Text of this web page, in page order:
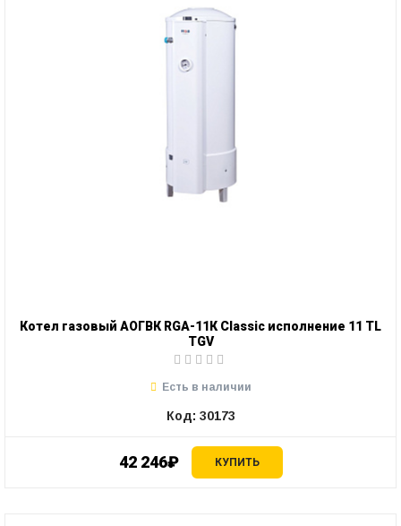
Котел газовый АОГВК RGA-11К Classic исполнение 11 TL
TGV
42 246₽ КУПИТЬ
Есть в наличии
Код: 30173